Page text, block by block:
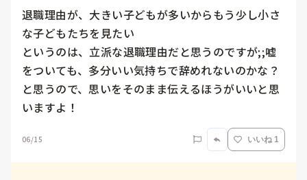
退職理由が、大きい子どもが多いからもう少し小さ
な子どもたちを見たい
というのは、立派な退職理由だと思うのですが;;嘘
をついても、多分いい気持ちで辞めれないのかな？
と思うので、思いをそのまま伝えるほうがいいと思
いますよ！
06/15 いいね 1